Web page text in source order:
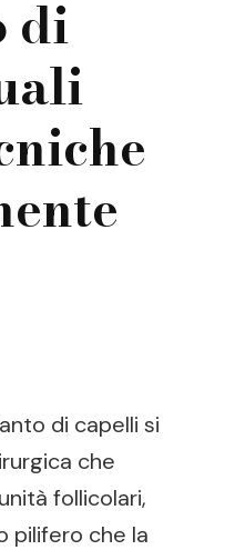
di
di capelli si
che
follicolari,
pilifero che la